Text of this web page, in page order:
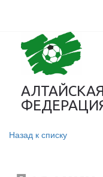
Назад к списку